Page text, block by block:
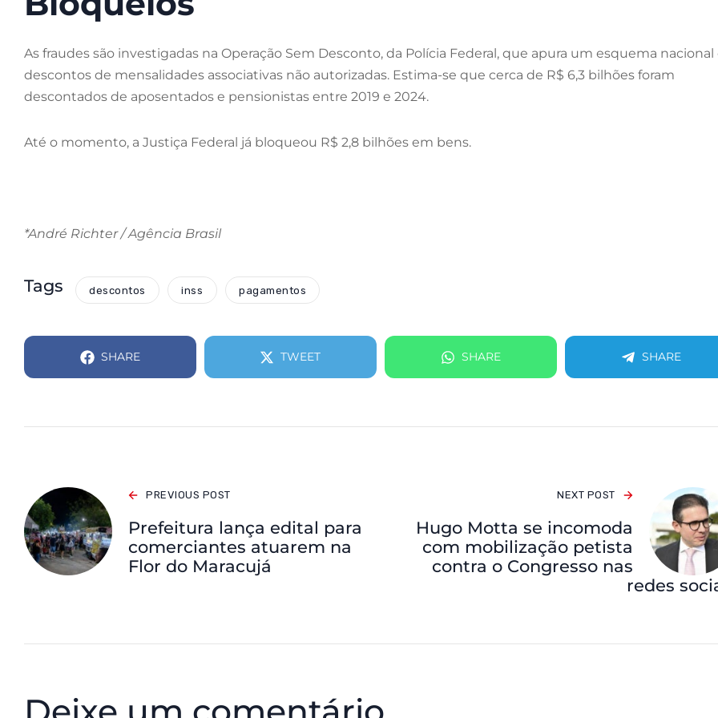
As fraudes são investigadas na Operação Sem Desconto, da Polícia Federal, que apura um esquema nacional
descontos de mensalidades associativas não autorizadas. Estima-se que cerca de R$ 6,3 bilhões foram
descontados de aposentados e pensionistas entre 2019 e 2024.
Até o momento, a Justiça Federal já bloqueou R$ 2,8 bilhões em bens.
*André Richter / Agência Brasil
Tags descontos inss pagamentos
SHARE TWEET SHARE SHARE
PREVIOUS POST
Prefeitura lança edital para
comerciantes atuarem na
Flor do Maracujá
NEXT POST
Hugo Motta se incomoda
com mobilização petista
contra o Congresso nas
redes